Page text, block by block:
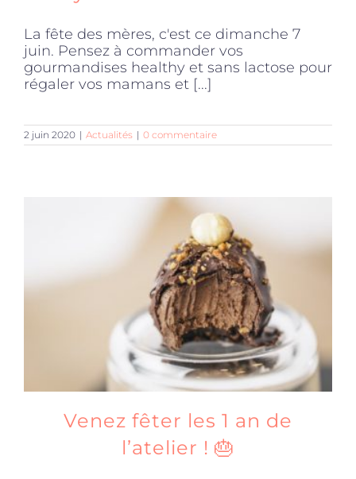
La fête des mères, c'est ce dimanche 7
juin. Pensez à commander vos
gourmandises healthy et sans lactose pour
régaler vos mamans et [...]
2 juin 2020 | Actualités | 0 commentaire
Venez fêter les 1 an de
l’atelier ! 🎂